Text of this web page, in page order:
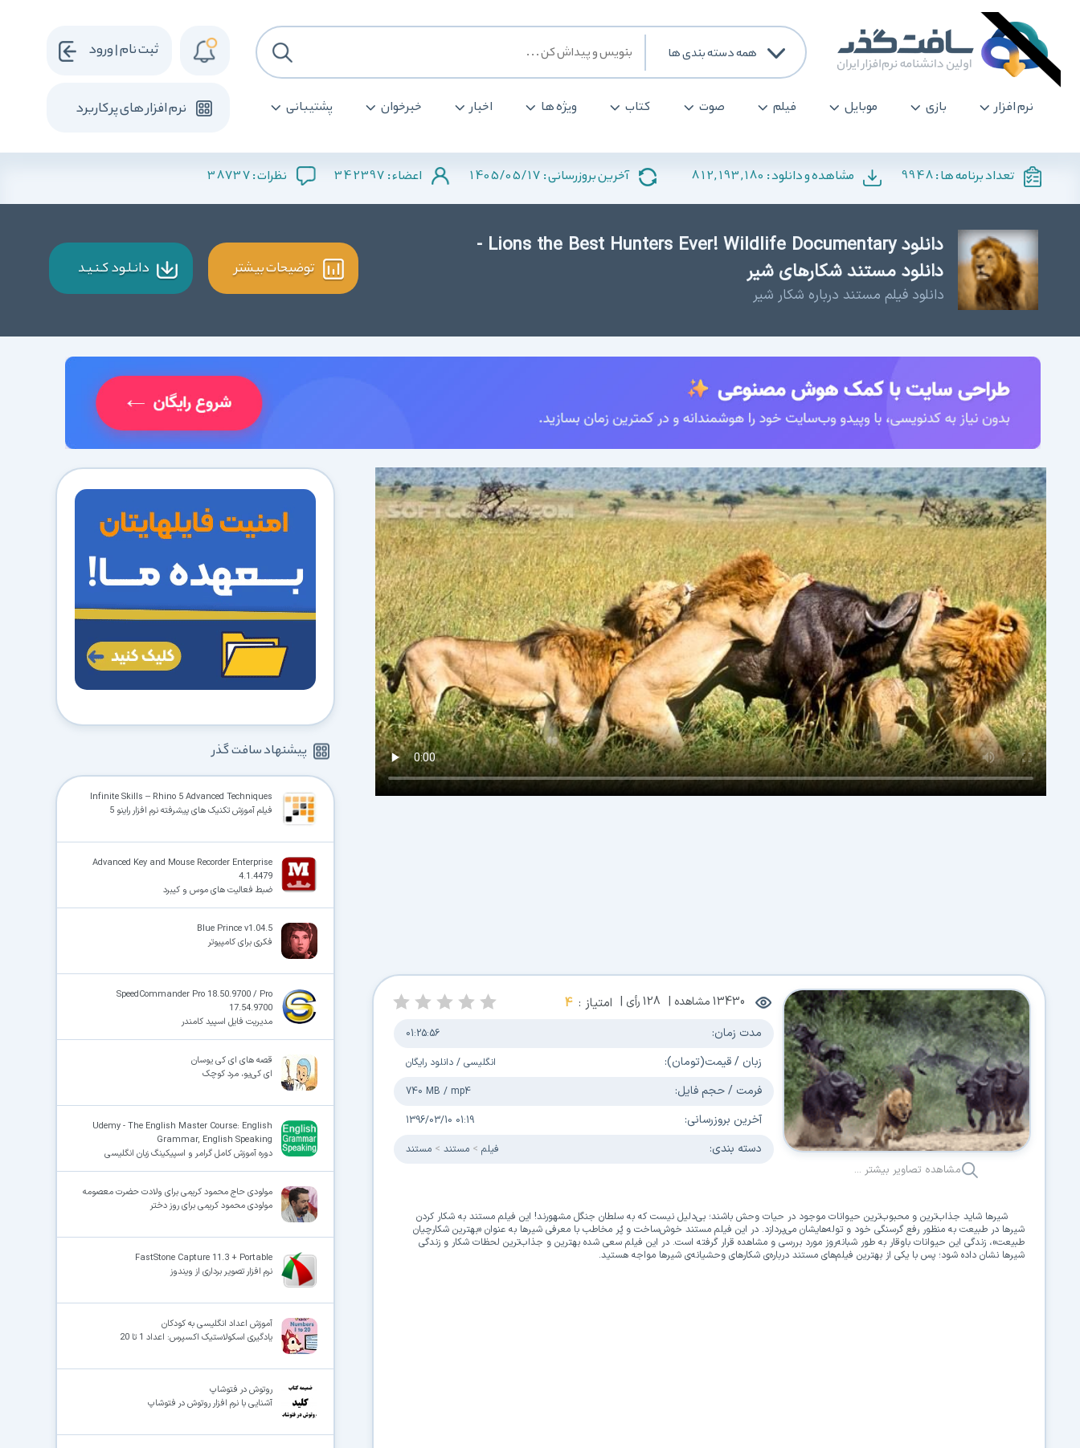
همه دسته بندی ها
نرم افزار بازی موبایل فیلم صوت کتاب ویژه ها اخبار خبرخوان پشتیبانی نرم افزار های پرکاربرد
ثبت نام | ورود
تعداد برنامه ها :9948 مشاهده و دانلود : 812,193,180 آخرین بروزرسانی : 1405/05/17 اعضاء : 342397 نظرات :38737
دانلود Lions the Best Hunters Ever! Wildlife Documentary -
دانلود مستند شکارهای شیر
دانلود فیلم مستند درباره شکار شیر
توضیحات بیشتر دانـلـود کـنـیـد
مشاهده تصاویر بیشتر ...
13430مشاهده | 128رأی | امتیاز : 4
مدت زمان: 01:25:56
زبان / قیمت(تومان): انگلیسی / دانلود رایگان
فرمت / حجم فایل: 740 MB / mp4
آخرین بروزرسانی: 1396/03/10 01:19
دسته بندی: فیلم مستند مستند
شیرها شاید جذاب‌ترین و محبوب‌ترین حیوانات موجود در حیات وحش باشند؛ بی‌دلیل نیست که به سلطان جنگل مشهورند! این فیلم مستند به شکار کردن
شیرها در طبیعت به منظور رفع گرسنگی خود و توله‌هایشان می‌پردازد. در این فیلم مستند خوش‌ساخت و پُر مخاطب با معرفی شیرها به عنوان «بهترین شکارچیان
طبیعت»، زندگی این حیوانات باوقار به طور شبانه‌روز مورد بررسی و مشاهده قرار گرفته است. در این فیلم سعی شده بهترین و جذاب‌ترین لحظات شکار و زندگی
شیرها نشان داده شود؛ پس با یکی از بهترین فیلم‌های مستند درباره‌ی شکارهای وحشیانه‌ی شیرها مواجه هستید.
پیشنهاد سافت گذر
Infinite Skills – Rhino 5 Advanced Techniques
فیلم آموزش تکنیک های پیشرفته نرم افزار راینو 5
Advanced Key and Mouse Recorder Enterprise
4.1.4479
ضبط فعالیت های موس و کیبرد
Blue Prince v1.04.5
فکری برای کامپیوتر
SpeedCommander Pro 18.50.9700 / Pro
17.54.9700
مدیریت فایل اسپید کامندر
قصه های ای کی یوسان
ای کی‌یو، مرد کوچک
Udemy - The English Master Course: English
Grammar, English Speaking
دوره آموزش کامل گرامر و اسپیکینگ زبان انگلیسی
مولودی حاج محمود کریمی برای ولادت حضرت معصومه
مولودی محمود کریمی برای روز دختر
FastStone Capture 11.3 + Portable
نرم افزار تصویر برداری از ویندوز
آموزش اعداد انگلیسی به کودکان
یادگیری اسکولاستیک اکسپرس: اعداد 1 تا 20
روتوش در فتوشاپ
آشنایی با نرم افزار روتوش در فتوشاپ